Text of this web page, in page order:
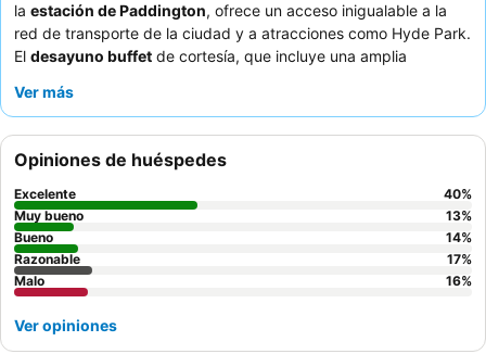
la estación de Paddington, ofrece un acceso inigualable a la
red de transporte de la ciudad y a atracciones como Hyde Park.
El desayuno buffet de cortesía, que incluye una amplia
completo, es un punto destacado constante. Los huéspedes
excepcional calidez y eficiencia, a menudo haciendo todo lo
posible para ayudar con las solicitudes. Para una experiencia
más tranquila, considere solicitar una habitación con vistas al
jardín.
Ver más
Opiniones de huéspedes
Excelente 40%
Muy bueno
13%
Bueno
14%
Razonable
17%
Malo
16%
Ver opiniones